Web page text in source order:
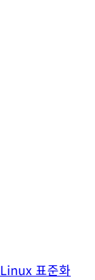
Linux 표준화